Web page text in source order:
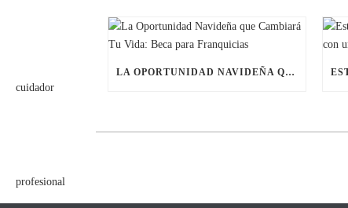
LA OPORTUNIDAD NAVIDEÑA QUE CAMBIARÁ TU VIDA: BECA PARA FRANQUICIAS